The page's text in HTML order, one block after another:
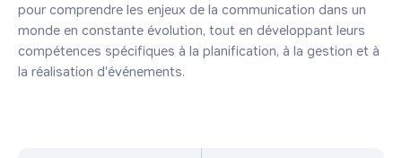
pour comprendre les enjeux de la communication dans un
monde en constante évolution, tout en développant leurs
compétences spécifiques à la planification, à la gestion et à
la réalisation d'événements.